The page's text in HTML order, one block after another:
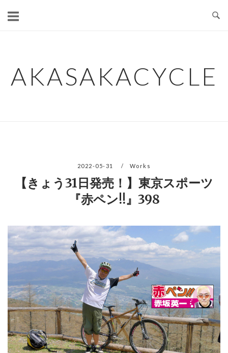
AKASAKACYCLE
2022-05-31 Works
【きょう31日発売！】東京スポーツ
『赤ペン!!』398